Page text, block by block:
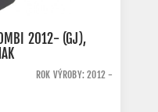
2012- (GJ),
ROK VÝROBY: 2012 -